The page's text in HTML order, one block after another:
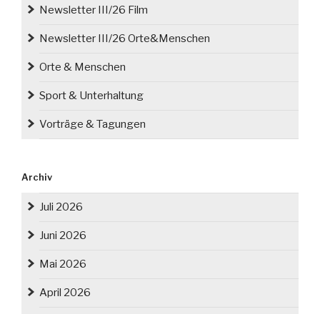
Newsletter III/26 Film
Newsletter III/26 Orte&Menschen
Orte & Menschen
Sport & Unterhaltung
Vorträge & Tagungen
Archiv
Juli 2026
Juni 2026
Mai 2026
April 2026